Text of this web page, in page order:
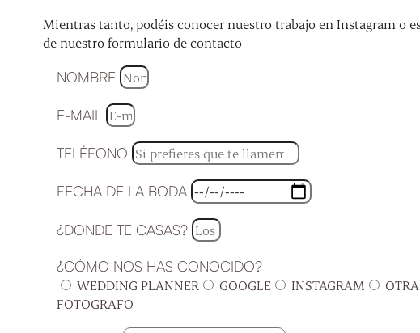
Mientras tanto, podéis conocer nuestro trabajo en Instagram o
de nuestro formulario de contacto
NOMBRE
E-MAIL
TELÉFONO
FECHA DE LA BODA
¿DONDE TE CASAS?
¿CÓMO NOS HAS CONOCIDO?
WEDDING PLANNER GOOGLE INSTAGRAM
FOTOGRAFO